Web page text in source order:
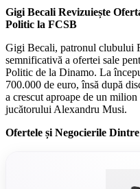
Gigi Becali Revizuiește
Politic la FCSB
Gigi Becali, patronul clubului
semnificativă a ofertei sale
Politic de la Dinamo. La
700.000 de euro, însă după
a crescut aproape de un
jucătorului Alexandru Musi.
Ofertele și Negocierile